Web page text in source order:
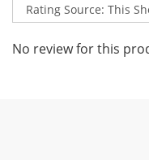
No review for this